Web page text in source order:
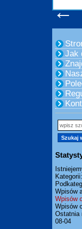
←
Jak
Wpisów
Wpisów
Wpisów
Ostatnia
08-04